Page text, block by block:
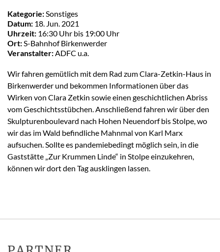
Kategorie: Sonstiges
Datum: 18. Jun. 2021
Uhrzeit: 16:30 Uhr bis 19:00 Uhr
Ort: S-Bahnhof Birkenwerder
Veranstalter: ADFC u.a.
Wir fahren gemütlich mit dem Rad zum Clara-Zetkin-Haus in
Birkenwerder und bekommen Informationen über das
Wirken von Clara Zetkin sowie einen geschichtlichen Abriss
vom Geschichtsstübchen. Anschließend fahren wir über den
Skulpturenboulevard nach Hohen Neuendorf bis Stolpe, wo
wir das im Wald befindliche Mahnmal von Karl Marx
aufsuchen. Sollte es pandemiebedingt möglich sein, in die
Gaststätte „Zur Krummen Linde“ in Stolpe einzukehren,
können wir dort den Tag ausklingen lassen.